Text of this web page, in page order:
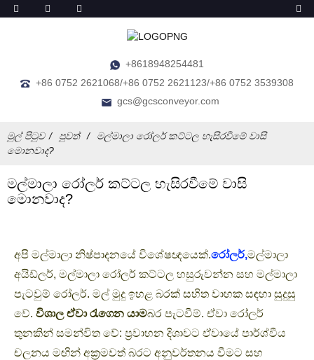
+8618948254481
+86 0752 2621068/+86 0752 2621123/+86 0752 3539308
gcs@gcsconveyor.com
මුල් පිටුව පුවත්
මල්මාලා රෝලර් කට්ටල හැසිරවීමේ වාසි
මොනවාද?
මල්මාලා රෝලර් කට්ටල හැසිරවීමේ වාසි
මොනවාද?
අපි මල්මාලා නිෂ්පාදනයේ විශේෂඥයෙක්.රෝලර්,මල්මාලා
අයිඩ්ලර්, මල්මාලා රෝලර් කට්ටල හසුරුවන්න සහ මල්මාලා
පැටවුම් රෝලර්. මල් මුදු ඉහළ බරක් සහිත වාහක සඳහා සුදුසු
වේ. විශාල ඒවා රැගෙන යාමබර පැටවීම්. ඒවා රෝලර්
තුනකින් සමන්විත වේ: ප්‍රවාහන දිශාවට ඒවායේ පාර්ශ්වීය
චලනය මඟින් අක්‍රමවත් බරට අනුවර්තනය වීමට සහ